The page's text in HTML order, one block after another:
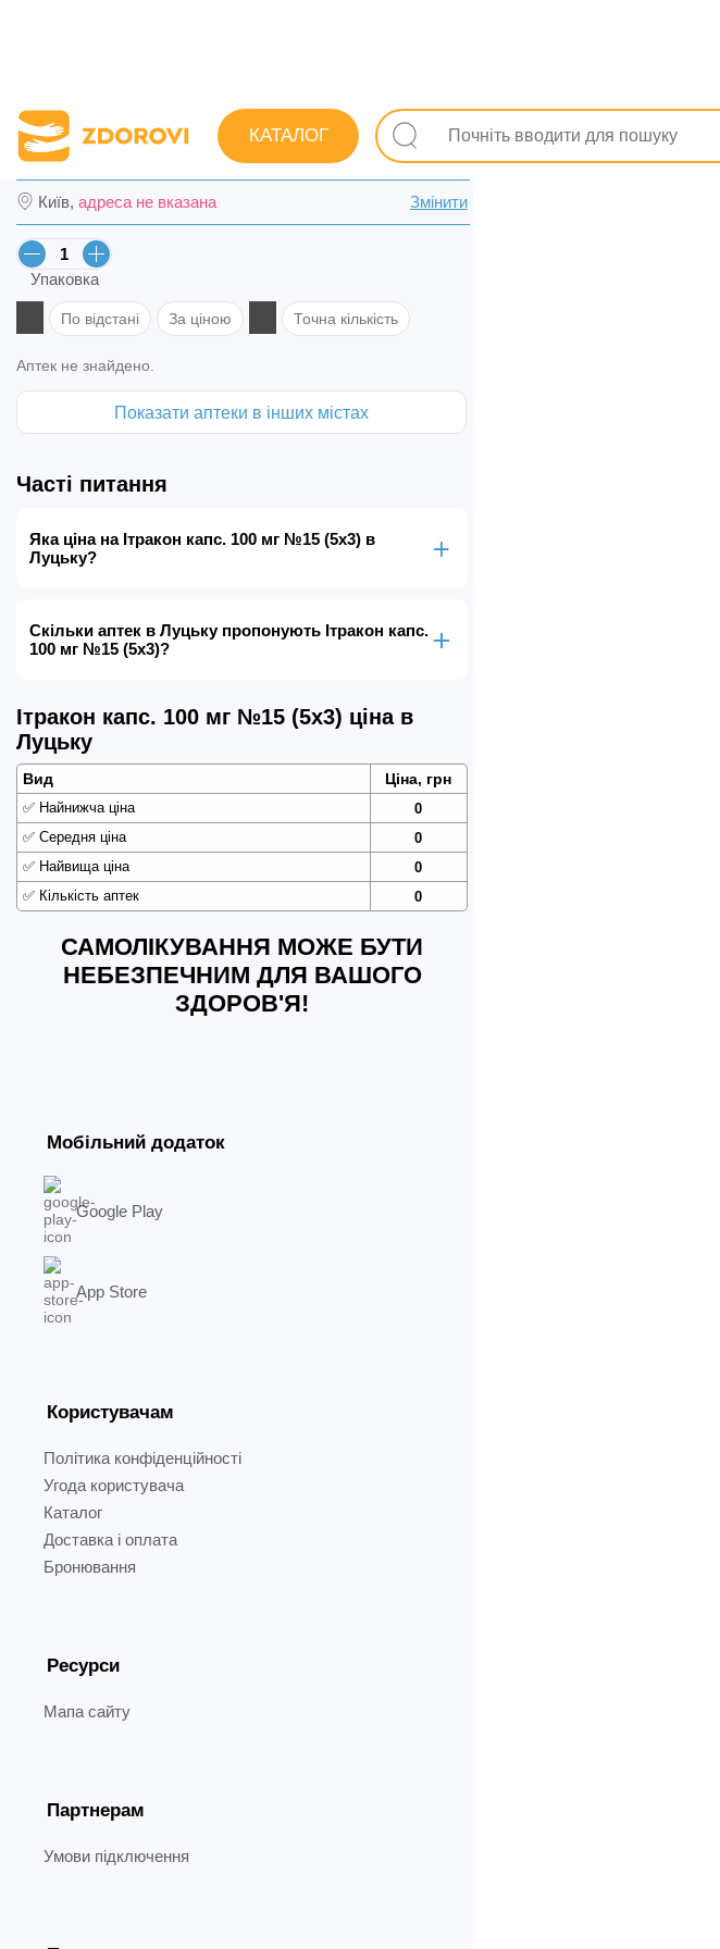
КАТАЛОГ
Пошук ліків Гінекологічні Протизапальні Ітракон капс. 100 мг №15 (5х3)
Ітракон капс. 100 мг №15 (5х3) в Луцьку
Київ, адреса не вказана Змінити
Упаковка
По відстані За ціною Точна кількість
Аптек не знайдено.
Показати аптеки в інших містах
Часті питання
Яка ціна на Ітракон капс. 100 мг №15 (5х3) в
Луцьку?
Скільки аптек в Луцьку пропонують Ітракон капс.
100 мг №15 (5х3)?
Ітракон капс. 100 мг №15 (5х3) ціна в
Луцьку
Вид Ціна, грн
✅ Найнижча ціна
0
✅ Середня ціна
0
✅ Найвища ціна
0
✅ Кількість аптек 0
САМОЛІКУВАННЯ МОЖЕ БУТИ
НЕБЕЗПЕЧНИМ ДЛЯ ВАШОГО
ЗДОРОВ'Я!
Мобільний додаток
Google Play
App Store
Користувачам
Політика конфіденційності
Угода користувача
Каталог
Доставка і оплата
Бронювання
Ресурси
Мапа сайту
Партнерам
Умови підключення